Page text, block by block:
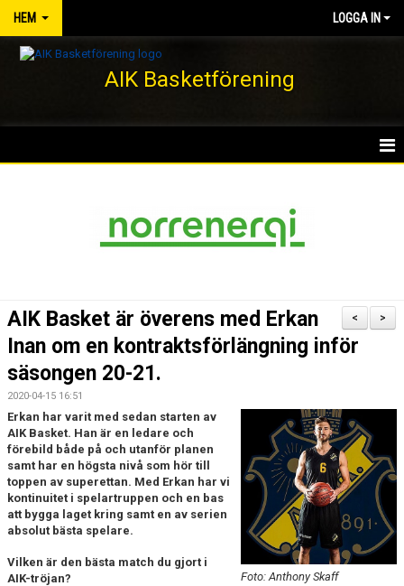
HEM LOGGA IN
AIK Basketförening
DOKUMENT
VÅRA LAG/TRÄNARE
AVGIFTER
BLI MEDLEM
FRITIDSKORTET
PARTNERS
KÖP BILJETTER
>
<
AIK Basket är överens med Erkan
Inan om en kontraktsförlängning inför
säsongen 20-21.
2020-04-15 16:51
Foto: Anthony Skaff
Erkan har varit med sedan starten av
AIK Basket. Han är en ledare och
förebild både på och utanför planen
samt har en högsta nivå som hör till
toppen av superettan. Med Erkan har vi
kontinuitet i spelartruppen och en bas
att bygga laget kring samt en av serien
absolut bästa spelare.
Vilken är den bästa match du gjort i
AIK-tröjan?